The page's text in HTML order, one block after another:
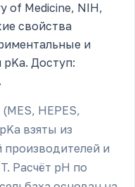
of Medicine, NIH,
свойства
и
pKa. Доступ:
HEPES,
взяты из
и
Расчёт pH по